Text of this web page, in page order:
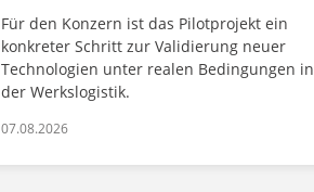
Für den Konzern ist das Pilotprojekt ein
konkreter Schritt zur Validierung neuer
Technologien unter realen Bedingungen in
der Werkslogistik.
07.08.2026